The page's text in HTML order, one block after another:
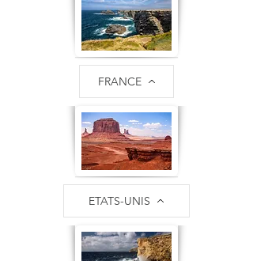
FRANCE
ETATS-UNIS